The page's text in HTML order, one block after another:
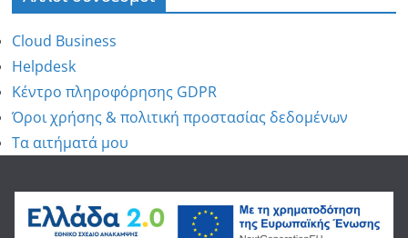
Cloud Business
Helpdesk
Κέντρο πληροφόρησης GDPR
Όροι χρήσης & πολιτική προστασίας δεδομένων
Τα αιτήματά μου